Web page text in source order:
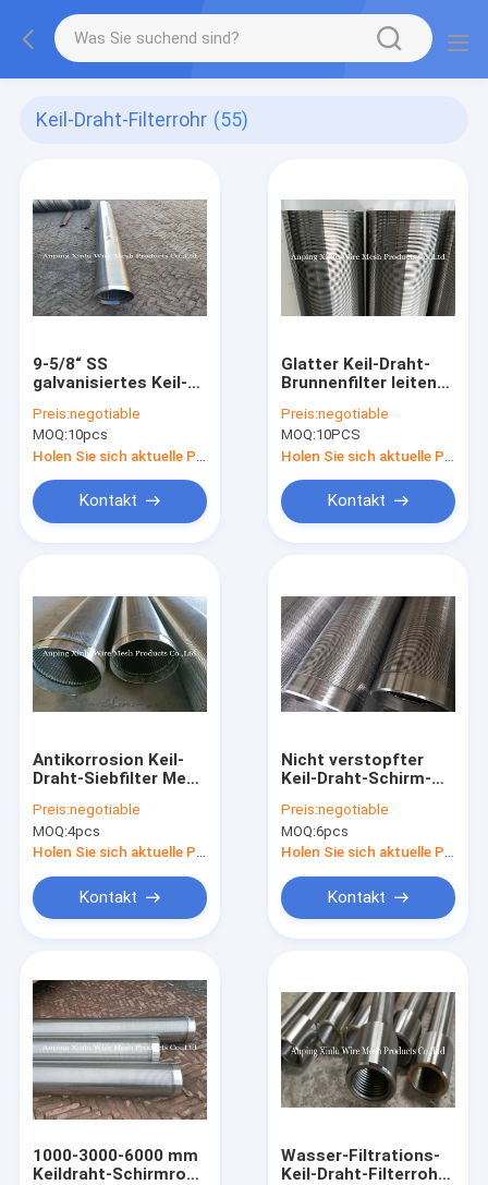
Keil-Draht-Filterrohr (55)
9-5/8“ SS
galvanisiertes Keil-
Verpackungs-
Johnson Wire Screen
Water Filter-Rohr
Preis:negotiable
MOQ:10pcs
Kontakt
Glatter Keil-Draht-
Brunnenfilter leiten
Polierdraht
einwickelte 100
Mikrometer
Preis:negotiable
MOQ:10PCS
Kontakt
Antikorrosion Keil-
Draht-Siebfilter Mesh
SS316
Preis:negotiable
MOQ:4pcs
Kontakt
Nicht verstopfter
Keil-Draht-Schirm-
Johnson Screen-
Rohr SUS 304 316
Preis:negotiable
MOQ:6pcs
Kontakt
1000-3000-6000 mm
Keildraht-Schirmrohr
Wasser-Filtrations-
Keil-Draht-Filterrohr,